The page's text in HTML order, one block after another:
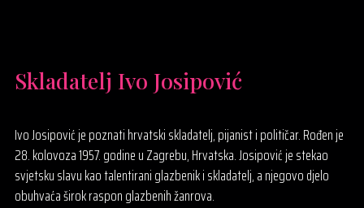
Skladatelj Ivo Josipović
Ivo Josipović je poznati hrvatski skladatelj, pijanist i političar. Rođen je
28. kolovoza 1957. godine u Zagrebu, Hrvatska. Josipović je stekao
svjetsku slavu kao talentirani glazbenik i skladatelj, a njegovo djelo
obuhvaća širok raspon glazbenih žanrova.